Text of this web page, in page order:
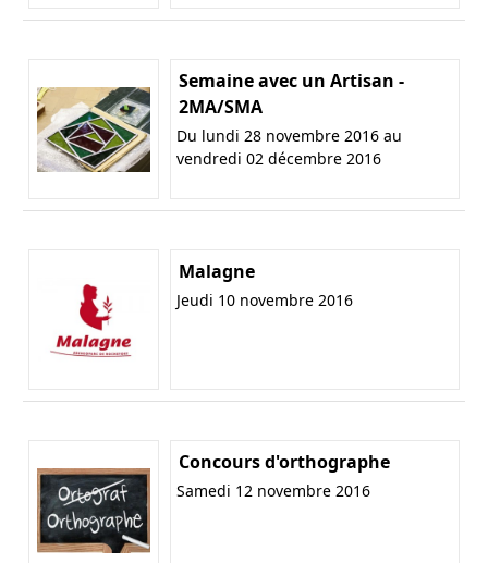
Semaine avec un Artisan -
2MA/SMA
Du lundi 28 novembre 2016 au
vendredi 02 décembre 2016
Malagne
Jeudi 10 novembre 2016
Concours d'orthographe
Samedi 12 novembre 2016